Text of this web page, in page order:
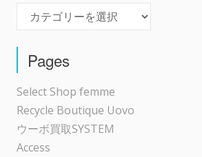
ー
シ
ョ
ン
Pages
Select Shop femme
Recycle Boutique Uovo
ウーボ買取SYSTEM
Access